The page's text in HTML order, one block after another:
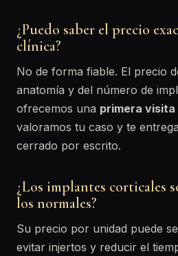
¿Puedo saber el precio
clínica?
No de forma fiable. El precio
anatomía y del número de
ofrecemos una primera
valoramos tu caso y te
cerrado por escrito.
¿Los implantes corticales
los normales?
Su precio por unidad puede
evitar injertos y reducir el